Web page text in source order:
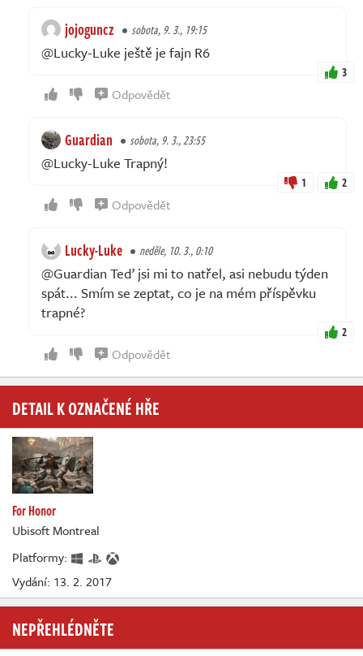
jojoguncz sobota, 9. 3., 19:15
@Lucky-Luke ještě je fajn R6
3
Odpovědět
Guardian sobota, 9. 3., 23:55
@Lucky-Luke Trapný!
1 2
Odpovědět
Lucky-Luke neděle, 10. 3., 0:10
@Guardian Teď jsi mi to natřel, asi nebudu týden
spát... Smím se zeptat, co je na mém příspěvku
trapné?
2
Odpovědět
DETAIL K OZNAČENÉ HŘE
For Honor
Ubisoft Montreal
Platformy:
Vydání: 13. 2. 2017
NEPŘEHLÉDNĚTE